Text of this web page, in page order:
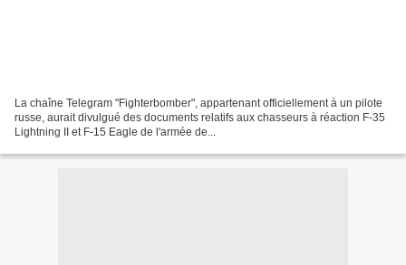
La chaîne Telegram "Fighterbomber", appartenant officiellement à un pilote
russe, aurait divulgué des documents relatifs aux chasseurs à réaction F-35
Lightning II et F-15 Eagle de l'armée de...